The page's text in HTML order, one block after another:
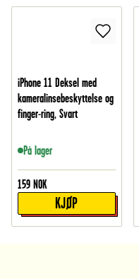
iPhone 11 Deksel med
kameralinsebeskyttelse og
finger-ring, Svart
På lager
159 NOK
KJØP